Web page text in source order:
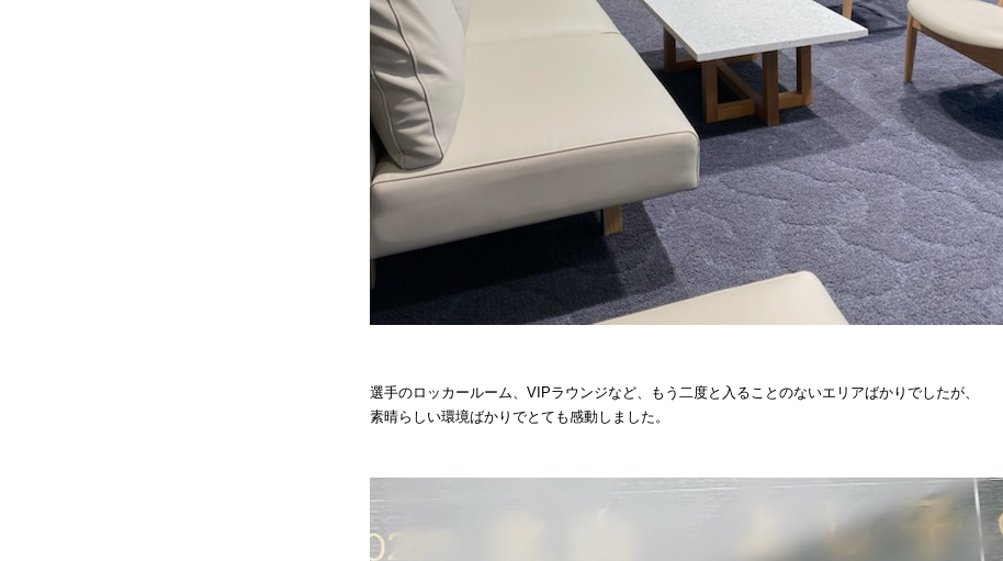
選手のロッカールーム、VIPラウンジなど、もう二度と入ることのないエリアばかりでしたが、
素晴らしい環境ばかりでとても感動しました。